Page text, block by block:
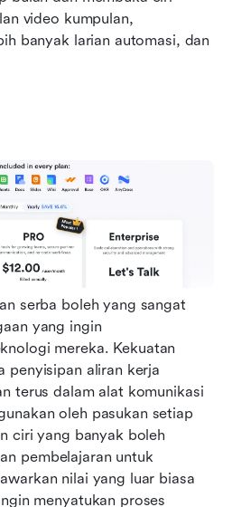
video kumpulan,
banyak larian automasi, dan
serba boleh yang sangat
yang ingin
mereka. Kekuatan
penyisipan aliran kerja
terus dalam alat komunikasi
oleh pasukan setiap
ciri yang banyak boleh
pembelajaran untuk
nilai yang luar biasa
menyatukan proses